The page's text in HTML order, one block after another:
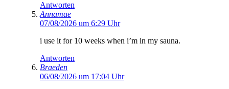
Antworten
Annamae
07/08/2026 um 6:29 Uhr
i use it for 10 weeks when i’m in my sauna.
Antworten
Braeden
06/08/2026 um 17:04 Uhr